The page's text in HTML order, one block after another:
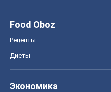
Food Oboz
Рецепты
Диеты
Экономика